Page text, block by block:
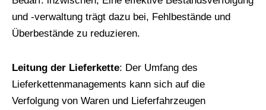
und -verwaltung trägt dazu bei, Fehlbestände und
Überbestände zu reduzieren.
Leitung der Lieferkette: Der Umfang des
Lieferkettenmanagements kann sich auf die
Verfolgung von Waren und Lieferfahrzeugen